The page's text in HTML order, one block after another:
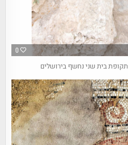
0
בית שני נחשף בירושלים